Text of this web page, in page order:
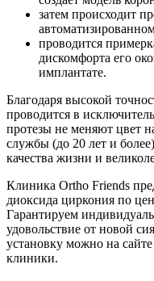
затем происходит
проводится
дискомфорта его
имплантате.
Благодаря высокой
проводится в
протезы не меняют цвет
службы (до 20 лет и
качества жизни и
Клиника Ortho Friends
диоксида циркония по
Гарантируем
удовольствие от новой
установку можно на
клиники.